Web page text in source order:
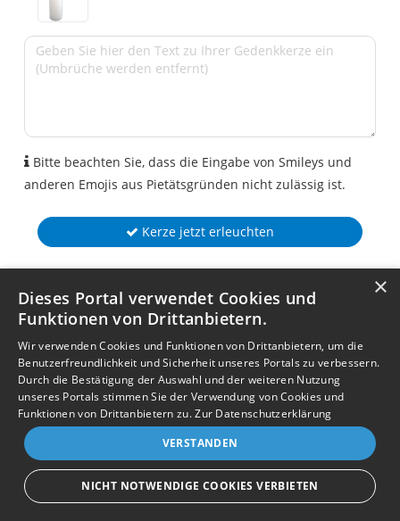
Bitte beachten Sie, dass die Eingabe von Smileys und
anderen Emojis aus Pietätsgründen nicht zulässig ist.
Kerze jetzt erleuchten
×
Dieses Portal verwendet Cookies und
Funktionen von Drittanbietern.
Wir verwenden Cookies und Funktionen von Drittanbietern, um die
Benutzerfreundlichkeit und Sicherheit unseres Portals zu verbessern.
Durch die Bestätigung der Auswahl und der weiteren Nutzung
unseres Portals stimmen Sie der Verwendung von Cookies und
Funktionen von Drittanbietern zu.Zur Datenschutzerklärung
VERSTANDEN
NICHT NOTWENDIGE COOKIES VERBIETEN